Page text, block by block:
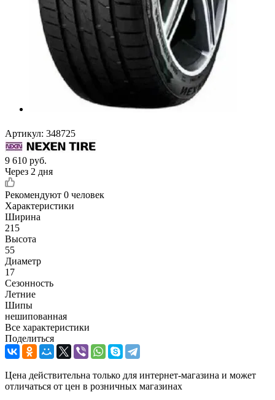
Артикул: 348725
9 610 руб.
Через 2 дня
Рекомендуют 0 человек
Характеристики
Ширина
215
Высота
55
Диаметр
17
Сезонность
Летние
Шипы
нешипованная
Все характеристики
Поделиться
Цена действительна только для интернет-магазина и может
отличаться от цен в розничных магазинах